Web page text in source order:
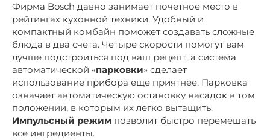
Фирма Bosch давно занимает почетное место в
рейтингах кухонной техники. Удобный и
компактный комбайн поможет создавать сложные
блюда в два счета. Четыре скорости помогут вам
лучше подстроиться под ваш рецепт, а система
автоматической «парковки» сделает
использование прибора еще приятнее. Парковка
означает автоматическую остановку насадок в том
положении, в которым их легко вытащить.
Импульсный режим позволит быстро перемешать
все ингредиенты.